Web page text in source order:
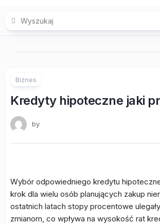
content
Biznes
Kredyty hipoteczne jaki
by
Wybór odpowiedniego kredytu
krok dla wielu osób planujących zakup
ostatnich latach stopy procentowe
zmianom, co wpływa na wysokość rat